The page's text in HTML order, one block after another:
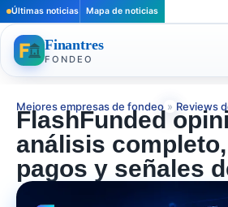
Últimas noticias Mapa de noticias
Finantres
FONDEO
Mejores empresas de fondeo » Reviews
FlashFunded
análisis
pagos y señales